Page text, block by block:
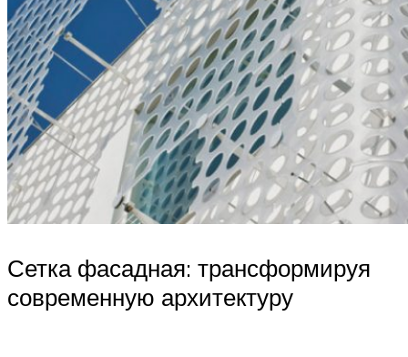
Сетка фасадная: трансформируя
современную архитектуру